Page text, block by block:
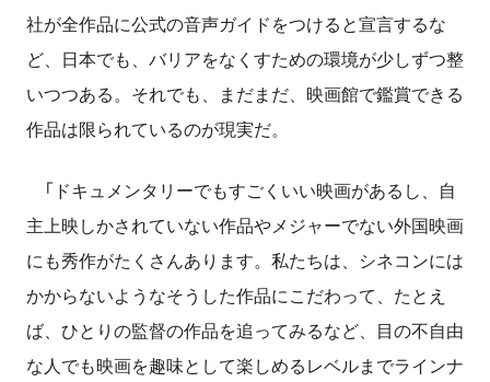
社が全作品に公式の音声ガイドをつけると宣言するな
ど、日本でも、バリアをなくすための環境が少しずつ整
いつつある。それでも、まだまだ、映画館で鑑賞できる
作品は限られているのが現実だ。
「ドキュメンタリーでもすごくいい映画があるし、自
主上映しかされていない作品やメジャーでない外国映画
にも秀作がたくさんあります。私たちは、シネコンには
かからないようなそうした作品にこだわって、たとえ
ば、ひとりの監督の作品を追ってみるなど、目の不自由
な人でも映画を趣味として楽しめるレベルまでラインナ